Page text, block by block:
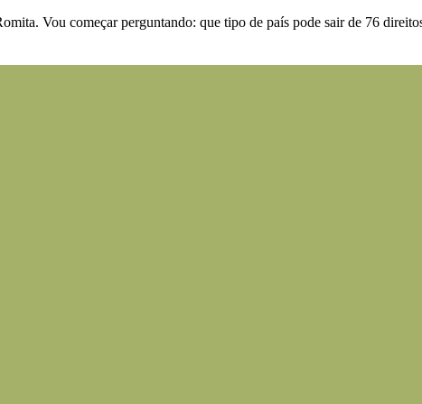
Vou começar perguntando: que tipo de país pode sair de 76